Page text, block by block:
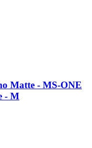
Matte - MS-ONE
- M